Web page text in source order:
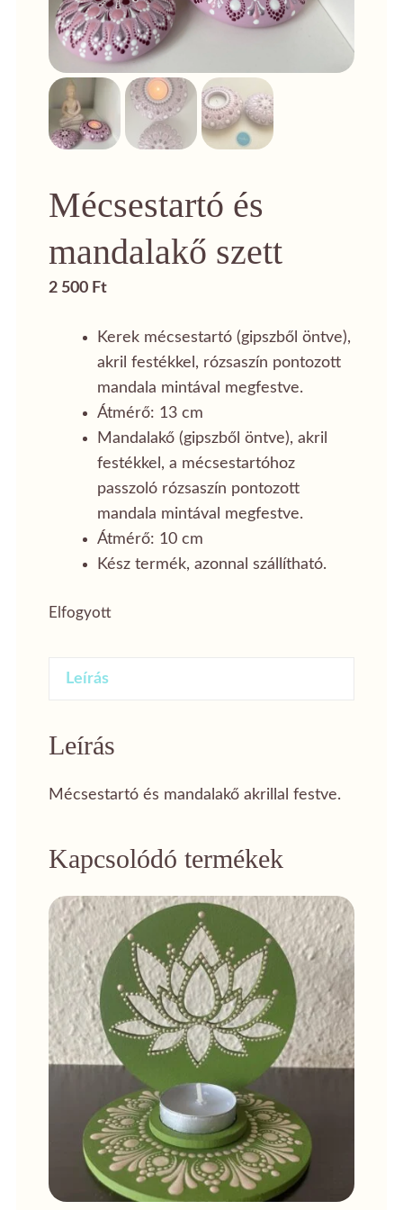
Mécsestartó és
mandalakő szett
2 500 Ft
Kerek mécsestartó (gipszből öntve),
akril festékkel, rózsaszín pontozott
mandala mintával megfestve.
Átmérő: 13 cm
Mandalakő (gipszből öntve), akril
festékkel, a mécsestartóhoz
passzoló rózsaszín pontozott
mandala mintával megfestve.
Átmérő: 10 cm
Kész termék, azonnal szállítható.
Elfogyott
Leírás
Leírás
Mécsestartó és mandalakő akrillal festve.
Kapcsolódó termékek